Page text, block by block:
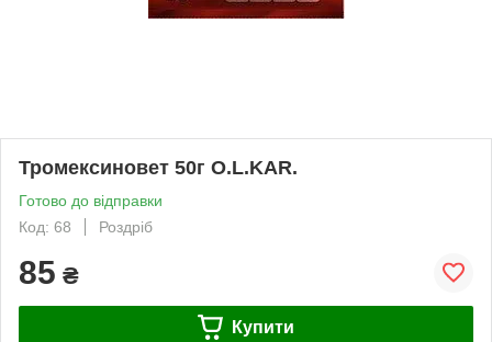
Тромексиновет 50г O.L.KAR.
Готово до відправки
Код: 68
Роздріб
85 ₴
Купити